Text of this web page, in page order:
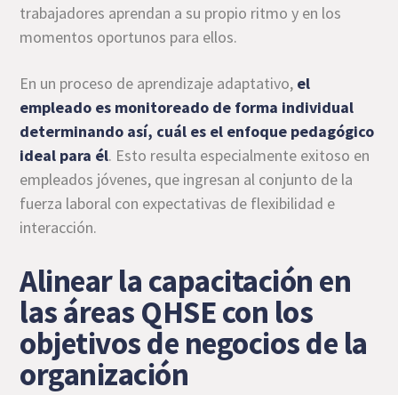
trabajadores aprendan a su propio ritmo y en los
momentos oportunos para ellos.
En un proceso de aprendizaje adaptativo, el
empleado es monitoreado de forma individual
determinando así, cuál es el enfoque pedagógico
ideal para él. Esto resulta especialmente exitoso en
empleados jóvenes, que ingresan al conjunto de la
fuerza laboral con expectativas de flexibilidad e
interacción.
Alinear la capacitación en
las áreas QHSE con los
objetivos de negocios de la
organización